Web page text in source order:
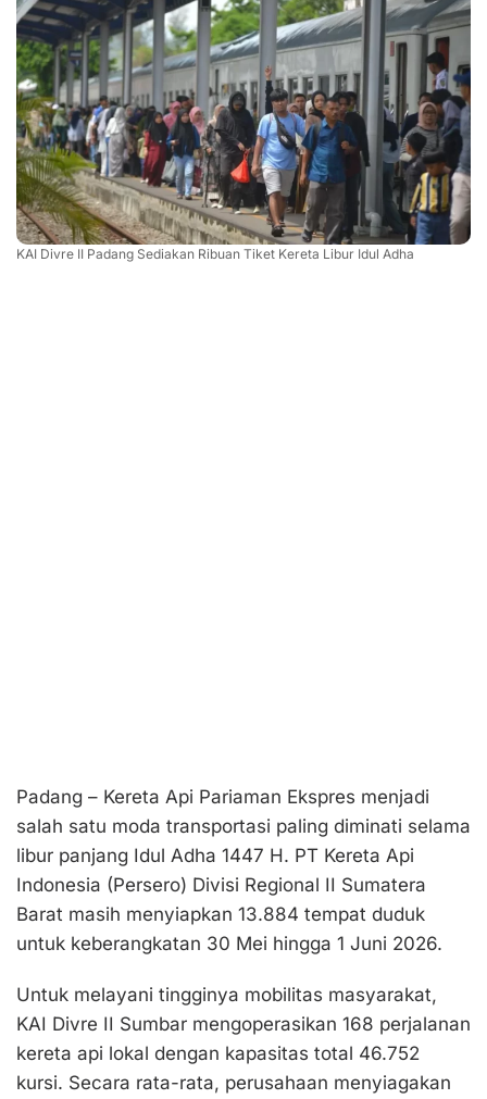
KAI Divre II Padang Sediakan Ribuan Tiket Kereta Libur Idul Adha
Padang – Kereta Api Pariaman Ekspres menjadi
salah satu moda transportasi paling diminati selama
libur panjang Idul Adha 1447 H. PT Kereta Api
Indonesia (Persero) Divisi Regional II Sumatera
Barat masih menyiapkan 13.884 tempat duduk
untuk keberangkatan 30 Mei hingga 1 Juni 2026.
Untuk melayani tingginya mobilitas masyarakat,
KAI Divre II Sumbar mengoperasikan 168 perjalanan
kereta api lokal dengan kapasitas total 46.752
kursi. Secara rata-rata, perusahaan menyiagakan